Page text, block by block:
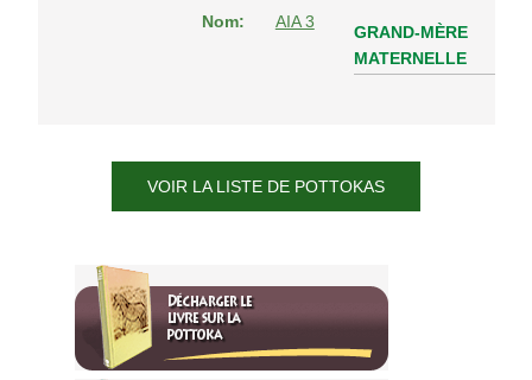
Nom:
AIA 3
GRAND-MÈRE
MATERNELLE
VOIR LA LISTE DE POTTOKAS